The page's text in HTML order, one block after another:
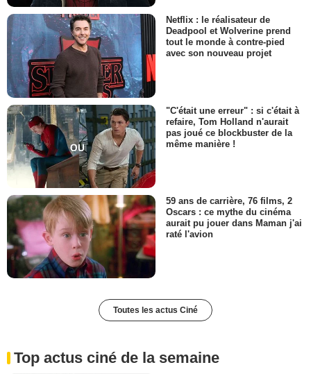
Netflix : le réalisateur de
Deadpool et Wolverine prend
tout le monde à contre-pied
avec son nouveau projet
"C'était une erreur" : si c'était à
refaire, Tom Holland n'aurait
pas joué ce blockbuster de la
même manière !
59 ans de carrière, 76 films, 2
Oscars : ce mythe du cinéma
aurait pu jouer dans Maman j'ai
raté l'avion
Toutes les actus Ciné
Top actus ciné de la semaine